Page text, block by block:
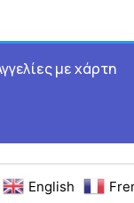
με χάρτη
English